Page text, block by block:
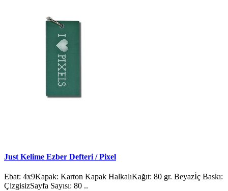
Just Kelime Ezber Defteri / Pixel
Ebat: 4x9Kapak: Karton Kapak HalkalıKağıt: 80 gr. Beyazİç Baskı:
ÇizgisizSayfa Sayısı: 80 ..